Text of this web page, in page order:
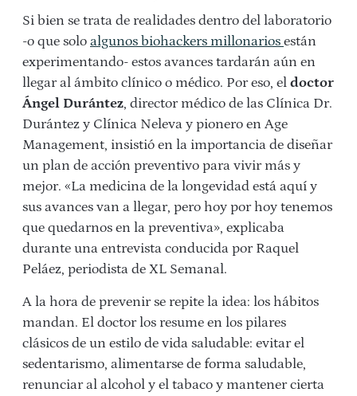
Si bien se trata de realidades dentro del laboratorio
-o que solo algunos biohackers millonarios están
experimentando- estos avances tardarán aún en
llegar al ámbito clínico o médico. Por eso, el doctor
Ángel Durántez, director médico de las Clínica Dr.
Durántez y Clínica Neleva y pionero en Age
Management, insistió en la importancia de diseñar
un plan de acción preventivo para vivir más y
mejor. «La medicina de la longevidad está aquí y
sus avances van a llegar, pero hoy por hoy tenemos
que quedarnos en la preventiva», explicaba
durante una entrevista conducida por Raquel
Peláez, periodista de XL Semanal.
A la hora de prevenir se repite la idea: los hábitos
mandan. El doctor los resume en los pilares
clásicos de un estilo de vida saludable: evitar el
sedentarismo, alimentarse de forma saludable,
renunciar al alcohol y el tabaco y mantener cierta